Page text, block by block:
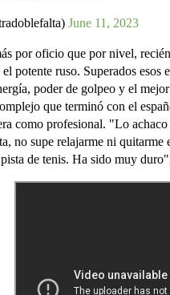
June 11, 2023
por oficio que por nivel,
potente ruso. Superados
poder de golpeo y el
que terminó con el
como profesional. "Lo
no supe relajarme ni quitarme
de tenis. Ha sido muy